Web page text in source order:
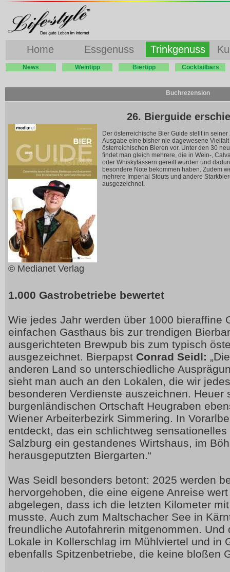
Home Essgenuss Trinkgenuss
News Weintipp Biertipp Cocktailbars
Buchrezension
26. Bierguide
© Medianet Verlag
Der österreichische Bier Guide stellt in seiner
Ausgabe eine bisher nie dagewesene
österreichischen Bieren vor. Unter den 30
findet man gleich mehrere, die in Wein-,
oder Whiskyfässern gereift wurden und
besondere Note bekommen haben. Zudem
mehrere Imperial Stouts und andere
ausgezeichnet.
1.000 Gastrobetriebe bewertet
Wie jedes Jahr werden über 1000 bieraffine
einfachen Gasthaus bis zur trendigen
ausgerichteten Brewpub bis zum typisch
ausgezeichnet. Bierpapst Conrad Seidl:
anderen Land so unterschiedliche
sieht man auch an den Lokalen, die wir
besonderen Verdienste auszeichnen. Heuer
burgenländischen Ortschaft Heugraben
Wiener Arbeiterbezirk Simmering. In
entdeckt, das ein schlichtweg
Salzburg ein gestandenes Wirtshaus, im
herausgeputzten Biergarten.“
Was Seidl besonders betont: 2025 werden
hervorgehoben, die eine eigene Anreise
abgelegen, dass ich die letzten Kilometer
musste. Auch zum Maltschacher See in
freundliche Autofahrerin mitgenommen. Und
Lokale in Kollerschlag im Mühlviertel und in
ebenfalls Spitzenbetriebe, die keine bloßen